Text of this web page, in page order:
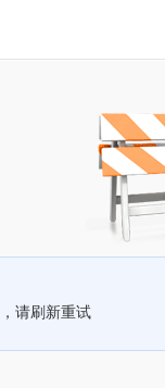
请刷新重试